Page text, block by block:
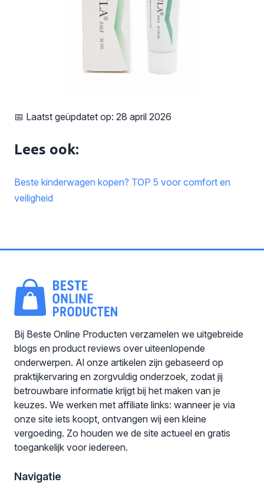
📅 Laatst geüpdatet op: 28 april 2026
Lees ook:
Beste kinderwagen kopen? TOP 5 voor comfort en
veiligheid
Bij Beste Online Producten verzamelen we uitgebreide
blogs en product reviews over uiteenlopende
onderwerpen. Al onze artikelen zijn gebaseerd op
praktijkervaring en zorgvuldig onderzoek, zodat jij
betrouwbare informatie krijgt bij het maken van je
keuzes. We werken met affiliate links: wanneer je via
onze site iets koopt, ontvangen wij een kleine
vergoeding. Zo houden we de site actueel en gratis
toegankelijk voor iedereen.
Navigatie